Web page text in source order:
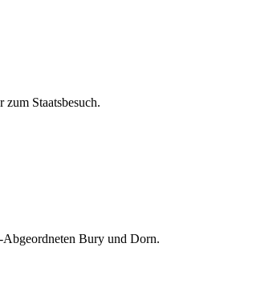
Staatsbesuch.
Bury und Dorn.